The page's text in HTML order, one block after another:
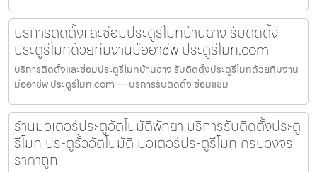
บริการติดตั้งและซ่อมประตูรีโมทบ้านฉาง รับติดตั้ง
ประตูรีโมทด้วยทีมงานมืออาชีพ ประตูรีโมท.com
บริการติดตั้งและซ่อมประตูรีโมทบ้านฉาง รับติดตั้งประตูรีโมทด้วยทีมงาน
มืออาชีพ ประตูรีโมท.com — บริการรับติดตั้ง ซ่อมแซ่ม
ร้านมอเตอร์ประตูอัตโนมัติพัทยา บริการรับติดตั้งประตู
รีโมท ประตูรั้วอัตโนมัติ มอเตอร์ประตูรีโมท ครบวงจร
ราคาถูก